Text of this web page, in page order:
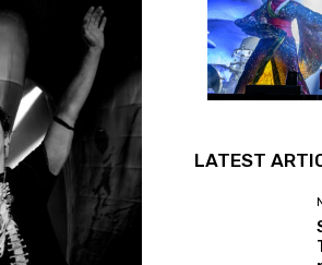
LATEST